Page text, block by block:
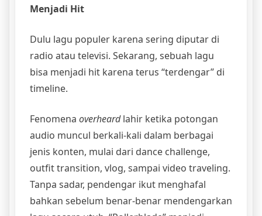
Menjadi Hit
Dulu lagu populer karena sering diputar di
radio atau televisi. Sekarang, sebuah lagu
bisa menjadi hit karena terus “terdengar” di
timeline.
Fenomena overheardlahir ketika potongan
audio muncul berkali-kali dalam berbagai
jenis konten, mulai dari dance challenge,
outfit transition, vlog, sampai video traveling.
Tanpa sadar, pendengar ikut menghafal
bahkan sebelum benar-benar mendengarkan